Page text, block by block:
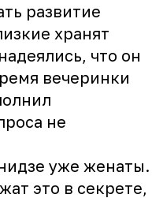
развитие
хранят
что он
вечеринки
не
уже женаты.
это в секрете,